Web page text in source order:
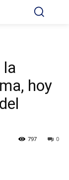
la
hoy
0
797